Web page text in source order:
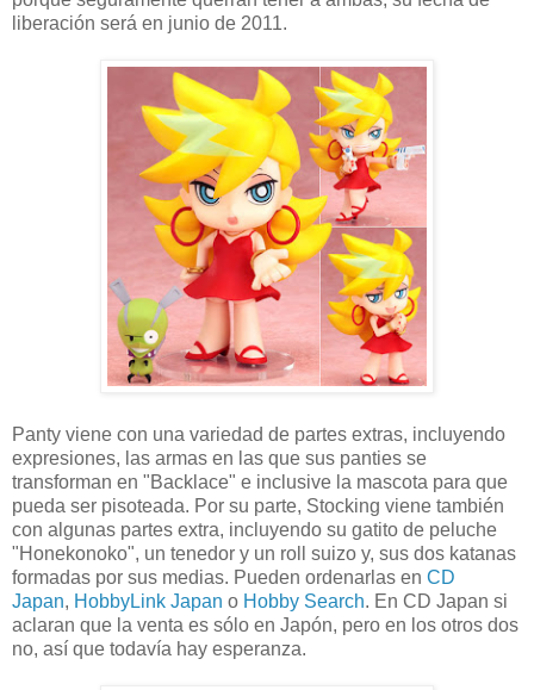
liberación será en junio de 2011.
Panty viene con una variedad de partes extras, incluyendo
expresiones, las armas en las que sus panties se
transforman en "Backlace" e inclusive la mascota para que
pueda ser pisoteada. Por su parte, Stocking viene también
con algunas partes extra, incluyendo su gatito de peluche
"Honekonoko", un tenedor y un roll suizo y, sus dos katanas
formadas por sus medias. Pueden ordenarlas en CD
Japan, HobbyLink Japan o Hobby Search. En CD Japan si
aclaran que la venta es sólo en Japón, pero en los otros dos
no, así que todavía hay esperanza.